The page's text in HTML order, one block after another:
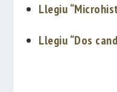
Llegiu
Llegiu “Dos